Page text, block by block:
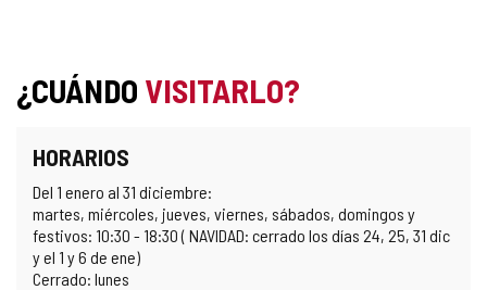
¿CUÁNDO VISITARLO?
HORARIOS
Del 1 enero al 31 diciembre:
martes, miércoles, jueves, viernes, sábados, domingos y
festivos: 10:30 - 18:30 ( NAVIDAD: cerrado los días 24, 25, 31 dic
y el 1 y 6 de ene)
Cerrado: lunes